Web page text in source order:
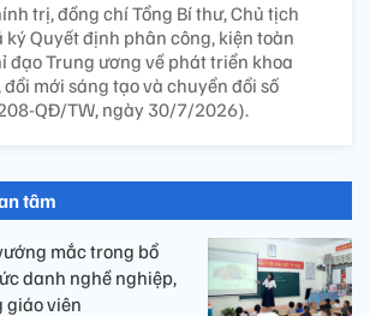
trị, đồng chí Tổng Bí thư, Chủ tịch
ký Quyết định phân công, kiện toàn
đạo Trung ương về phát triển khoa
đổi mới sáng tạo và chuyển đổi số
QĐ/TW, ngày 30/7/2026).
tâm
mắc trong bổ
danh nghề nghiệp,
giáo viên